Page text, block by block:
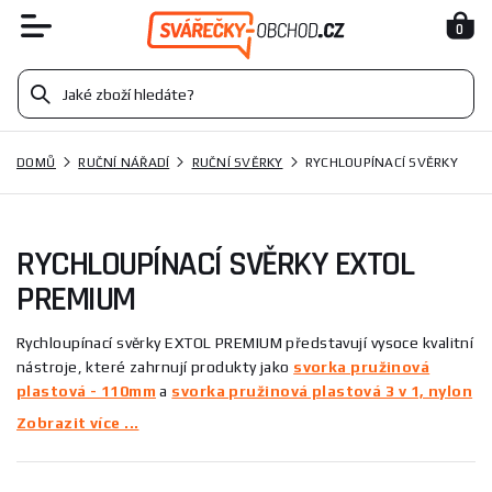
0
DOMŮ RUČNÍ NÁŘADÍ RUČNÍ SVĚRKY RYCHLOUPÍNACÍ SVĚRKY
RYCHLOUPÍNACÍ SVĚRKY EXTOL
PREMIUM
Rychloupínací svěrky EXTOL PREMIUM představují vysoce kvalitní
nástroje, které zahrnují produkty jako svorka pružinová
plastová - 110mm a svorka pružinová plastová 3 v 1, nylon
- 155mm . Vyznávají se výjimečnou odolností a ergonomickým
Tyto svěrky jsou perfektní pomocníci pro profesionály i kutily,
Zobrazit více ...